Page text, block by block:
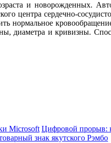
и новорожденных.
центра сердечно-
нормальное
диаметра и кривизны.
Microsoft Цифровой прорыв:
знак якутского Рэмбо